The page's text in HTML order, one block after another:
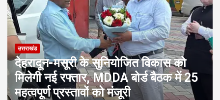
उत्तराखंड
देहरादून-मसूरी के सुनियोजित विकास को
मिलेगी नई रफ्तार, MDDA बोर्ड बैठक में 25
महत्वपूर्ण प्रस्तावों को मंजूरी